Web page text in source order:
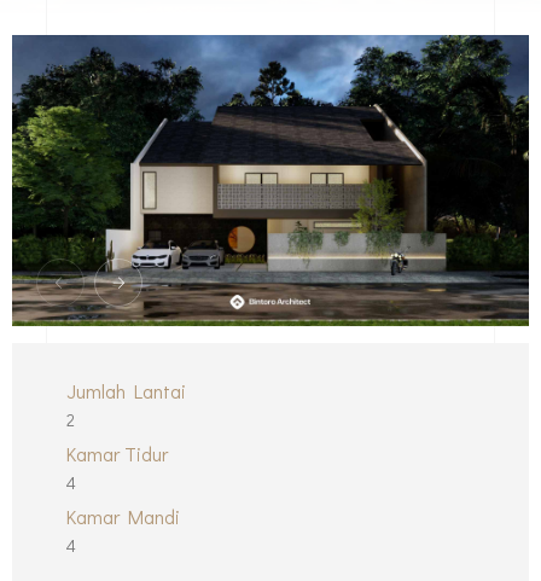
Jumlah Lantai
2
Kamar Tidur
4
Kamar Mandi
4